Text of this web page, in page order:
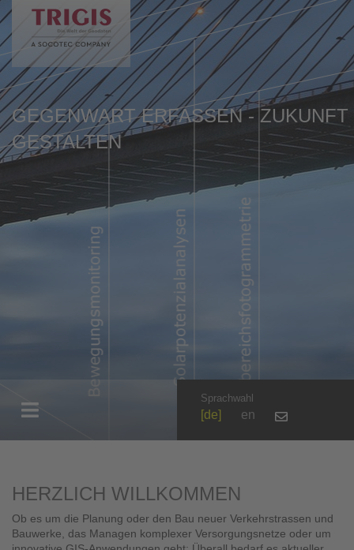
GEGENWART ERFASSEN - ZUKUNFT
GESTALTEN
de
en
Sprachwahl
de en
HERZLICH WILLKOMMEN
Ob es um die Planung oder den Bau neuer Verkehrstrassen und
Bauwerke, das Managen komplexer Versorgungsnetze oder um